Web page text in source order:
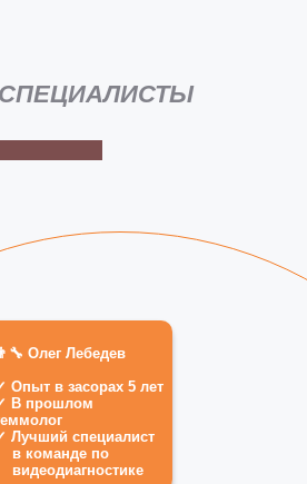
Олег Лебедев
Опыт в засорах 5 лет
В прошлом
Лучший специалист
в команде по
видеодиагностике